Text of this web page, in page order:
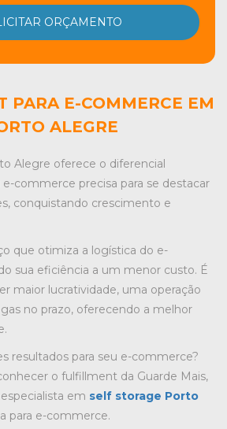
PARA E-COMMERCE EM
ALEGRE
Alegre oferece o diferencial
commerce precisa para se destacar
conquistando crescimento e
que otimiza a logística do e-
sua eficiência a um menor custo. É
maior lucratividade, uma operação
no prazo, oferecendo a melhor
resultados para seu e-commerce?
o fulfillment da Guarde Mais,
em self storage Porto
para e-commerce.